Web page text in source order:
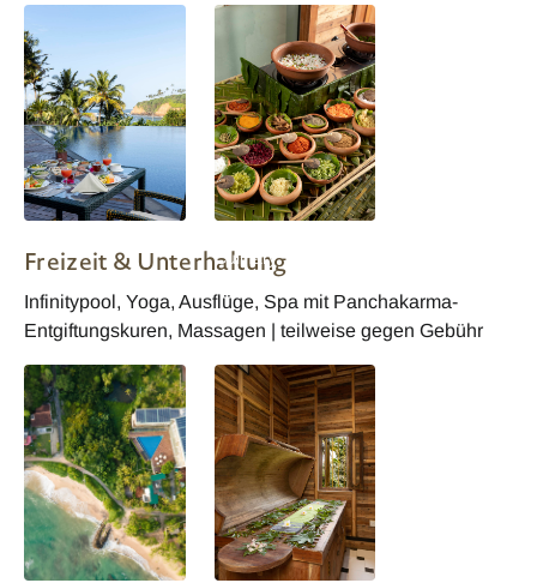
Culinary
Freizeit & Unterhaltung
Infinitypool, Yoga, Ausflüge, Spa mit Panchakarma-
Entgiftungskuren, Massagen | teilweise gegen Gebühr